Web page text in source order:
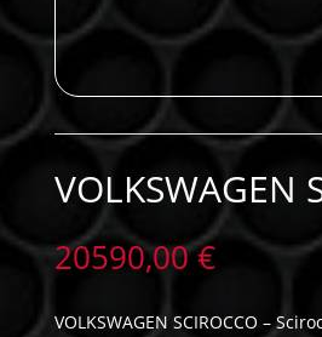
VOLKSWAGEN
20590,00€
VOLKSWAGEN SCIROCCO –